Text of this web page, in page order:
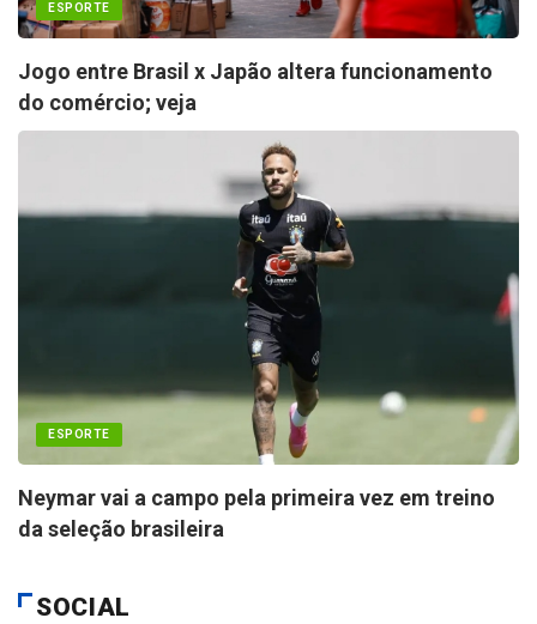
ESPORTE
Jogo entre Brasil x Japão altera funcionamento
do comércio; veja
ESPORTE
Neymar vai a campo pela primeira vez em treino
da seleção brasileira
SOCIAL